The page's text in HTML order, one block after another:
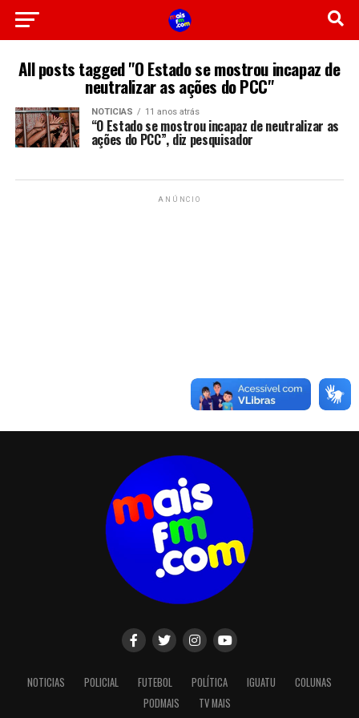
All posts tagged "O Estado se mostrou incapaz de
neutralizar as ações do PCC"
NOTICIAS 11 anos atrás
“O Estado se mostrou incapaz de neutralizar as
ações do PCC”, diz pesquisador
ANÚNCIO
NOTICIAS POLICIAL FUTEBOL POLÍTICA IGUATU
COLUNAS
PODMAIS
TV MAIS